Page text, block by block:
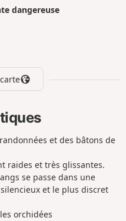
dangereuse
et des bâtons de
raides et très glissantes.
se passe dans une
et le plus discret
orchidées